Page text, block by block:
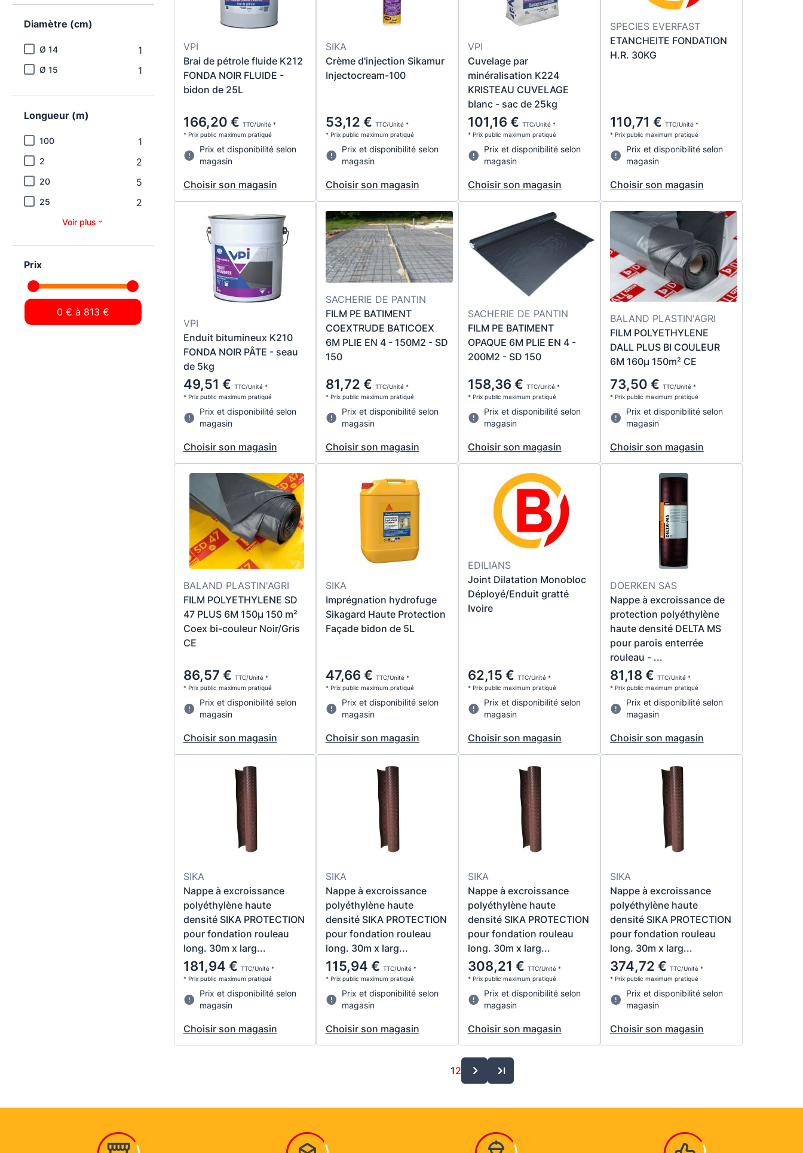
Diamètre (cm)
Ø 14 1
Ø 15 1
Longueur (m)
100 1
2 2
20 5
25 2
Voir plus
Prix
VPI
Brai de pétrole fluide K212
FONDA NOIR FLUIDE -
bidon de 25L
166,20 € TTC/Unité *
* Prix public maximum pratiqué
Prix et disponibilité selon
magasin
Choisir son magasin
SIKA
Crème d'injection Sikamur
Injectocream-100
53,12 € TTC/Unité *
* Prix public maximum pratiqué
Prix et disponibilité selon
magasin
Choisir son magasin
VPI
Cuvelage par
minéralisation K224
KRISTEAU CUVELAGE
blanc - sac de 25kg
101,16 € TTC/Unité *
* Prix public maximum pratiqué
Prix et disponibilité selon
magasin
Choisir son magasin
SPECIES EVERFAST
ETANCHEITE FONDATION
H.R. 30KG
110,71 € TTC/Unité *
* Prix public maximum pratiqué
Prix et disponibilité selon
magasin
Choisir son magasin
VPI
Enduit bitumineux K210
FONDA NOIR PÂTE - seau
de 5kg
49,51 € TTC/Unité *
* Prix public maximum pratiqué
Prix et disponibilité selon
magasin
Choisir son magasin
SACHERIE DE PANTIN
FILM PE BATIMENT
COEXTRUDE BATICOEX
6M PLIE EN 4 - 150M2 - SD
150
81,72 € TTC/Unité *
* Prix public maximum pratiqué
Prix et disponibilité selon
magasin
Choisir son magasin
SACHERIE DE PANTIN
FILM PE BATIMENT
OPAQUE 6M PLIE EN 4 -
200M2 - SD 150
158,36 € TTC/Unité *
* Prix public maximum pratiqué
Prix et disponibilité selon
magasin
Choisir son magasin
BALAND PLASTIN'AGRI
FILM POLYETHYLENE
DALL PLUS BI COULEUR
6M 160µ 150m² CE
73,50 € TTC/Unité *
* Prix public maximum pratiqué
Prix et disponibilité selon
magasin
Choisir son magasin
BALAND PLASTIN'AGRI
FILM POLYETHYLENE SD
47 PLUS 6M 150µ 150 m²
Coex bi-couleur Noir/Gris
CE
86,57 € TTC/Unité *
* Prix public maximum pratiqué
Prix et disponibilité selon
magasin
Choisir son magasin
SIKA
Imprégnation hydrofuge
Sikagard Haute Protection
Façade bidon de 5L
47,66 € TTC/Unité *
* Prix public maximum pratiqué
Prix et disponibilité selon
magasin
Choisir son magasin
EDILIANS
Joint Dilatation Monobloc
Déployé/Enduit gratté
Ivoire
62,15 € TTC/Unité *
* Prix public maximum pratiqué
Prix et disponibilité selon
magasin
Choisir son magasin
DOERKEN SAS
Nappe à excroissance de
protection polyéthylène
haute densité DELTA MS
pour parois enterrée
rouleau - ...
81,18 € TTC/Unité *
* Prix public maximum pratiqué
Prix et disponibilité selon
magasin
Choisir son magasin
SIKA
Nappe à excroissance
polyéthylène haute
densité SIKA PROTECTION
pour fondation rouleau
long. 30m x larg...
181,94 € TTC/Unité *
* Prix public maximum pratiqué
Prix et disponibilité selon
magasin
Choisir son magasin
SIKA
Nappe à excroissance
polyéthylène haute
densité SIKA PROTECTION
pour fondation rouleau
long. 30m x larg...
115,94 € TTC/Unité *
* Prix public maximum pratiqué
Prix et disponibilité selon
magasin
Choisir son magasin
SIKA
Nappe à excroissance
polyéthylène haute
densité SIKA PROTECTION
pour fondation rouleau
long. 30m x larg...
308,21 € TTC/Unité *
* Prix public maximum pratiqué
Prix et disponibilité selon
magasin
Choisir son magasin
SIKA
Nappe à excroissance
polyéthylène haute
densité SIKA PROTECTION
pour fondation rouleau
long. 30m x larg...
374,72 € TTC/Unité *
* Prix public maximum pratiqué
Prix et disponibilité selon
magasin
Choisir son magasin
12